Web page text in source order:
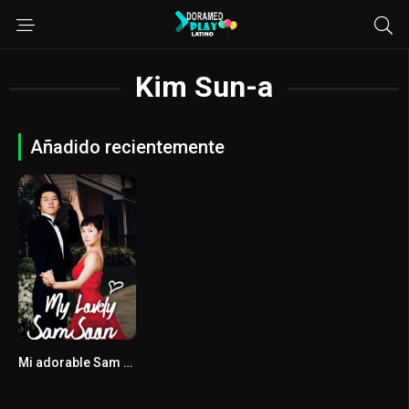
Kim Sun-a
Añadido recientemente
8.5Mi adorable Sam Soon